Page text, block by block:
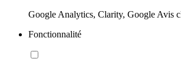
Google Analytics, Clarity, Google Avis
Fonctionnalité